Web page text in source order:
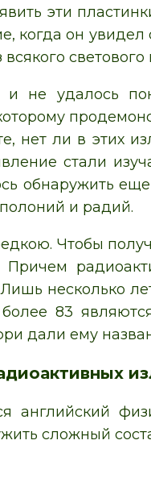
эти
когда он увидел
светового
не удалось
нет ли в этих
стали
обнаружить
и радий.
Чтобы
несколько
83
дали ему
английский
сложный